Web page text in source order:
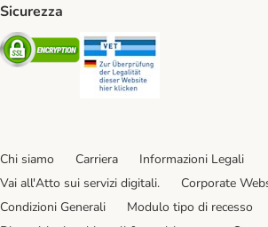
Sicurezza
Security
Chi siamo Carriera
Informazioni Legali
Vai all'Atto sui servizi digitali.
Corporate
Condizioni Generali
Modulo tipo di recesso